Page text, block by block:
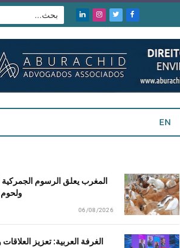
فيسبوكتويترالانستغرام
لينكدإن
EN
المغرب يعلق الرسوم الجمركية
ولحوم
06/08/2026
الغرفة العربية: تعزيز العلاقات